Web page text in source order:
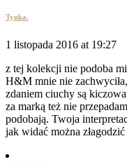
Tynka.
1 listopada 2016 at 19:27
z tej kolekcji nie podoba
H&M mnie nie
zdaniem ciuchy są
za marką też nie
podobają. Twoja
jak widać można